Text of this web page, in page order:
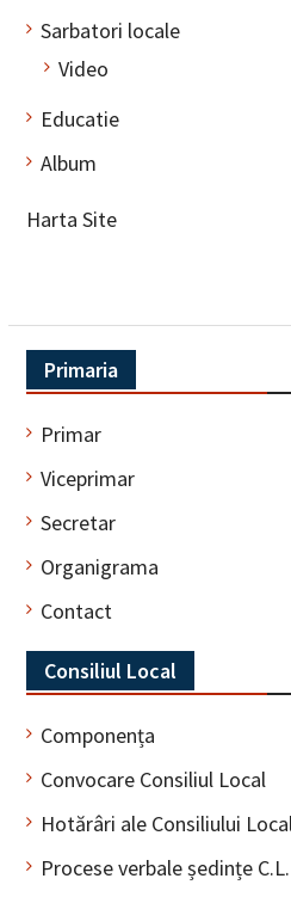
Sarbatori locale
Video
Educatie
Album
Harta Site
Primaria
Primar
Viceprimar
Secretar
Organigrama
Contact
Consiliul Local
Componența
Convocare Consiliul Local
Hotărâri ale Consiliului
Procese verbale ședințe C.L.